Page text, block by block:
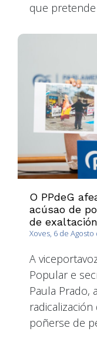
que
O PPdeG
acúsao de
de
Xoves, 6 de Agosto
A
Popular e
Paula Prado,
poñerse de